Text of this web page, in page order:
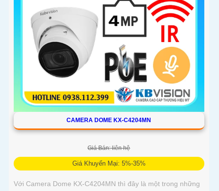
CAMERA DOME KX-C4204MN
Giá Bán: liên hệ
Giá Khuyến Mại: 5%-35%
Với Camera Dome KX-C4204MN thì đây là một trong những